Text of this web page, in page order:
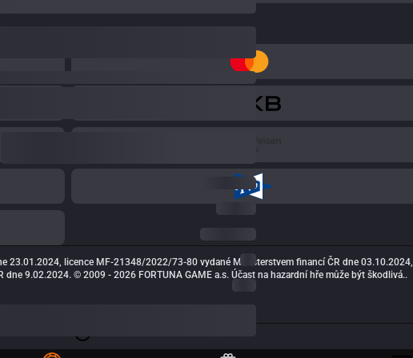
23.01.2024, licence MF-21348/2022/73-80 vydané Ministerstvem financí ČR dne 03.10.2024,
9.02.2024. © 2009 - 2026 FORTUNA GAME a.s. Účast na hazardní hře může být škodlivá..